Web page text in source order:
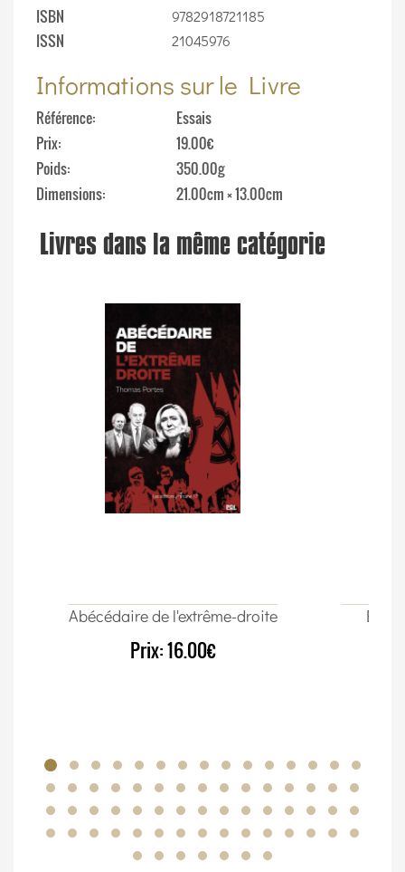
ISBN 9782918721185
ISSN 21045976
Informations sur le Livre
Référence
Essais
Prix
19.00€
Poids
350.00g
Dimensions
21.00cm × 13.00cm
Livres dans la même catégorie
Abécédaire de l'extrême-droite
Prix:16.00€